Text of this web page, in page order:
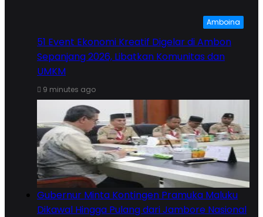
Amboina
51 Event Ekonomi Kreatif Digelar di Ambon
Sepanjang 2026, Libatkan Komunitas dan
UMKM
9 minutes ago
Gubernur Minta Kontingen Pramuka Maluku
Dikawal Hingga Pulang dari Jambore Nasional